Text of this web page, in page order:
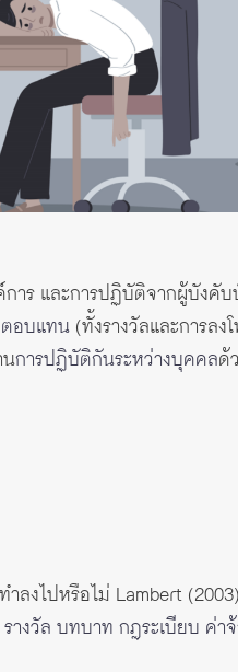
การ และการปฏิบัติจากผู้บังคั
อบแทน (ทั้งรางวัลและการลง
การปฏิบัติกันระหว่างบุคคลด้
งไปหรือไม่ Lambert
งวัล บทบาท กฎระเบียบ ค่า